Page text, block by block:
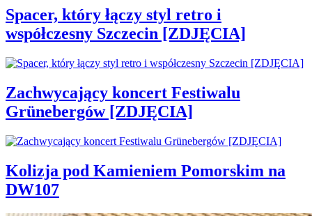
Spacer, który łączy styl retro i
współczesny Szczecin [ZDJĘCIA]
Zachwycający koncert Festiwalu
Grünebergów [ZDJĘCIA]
Kolizja pod Kamieniem Pomorskim na
DW107